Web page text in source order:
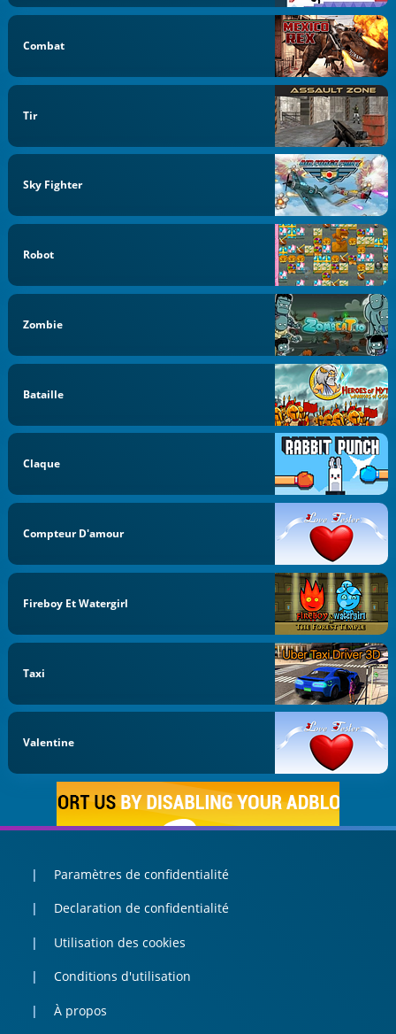
Combat
Tir
Sky Fighter
Robot
Zombie
Bataille
Claque
Compteur D'amour
Fireboy Et Watergirl
Taxi
Valentine
Paramètres de confidentialité
Declaration de confidentialité
Utilisation des cookies
Conditions d'utilisation
À propos